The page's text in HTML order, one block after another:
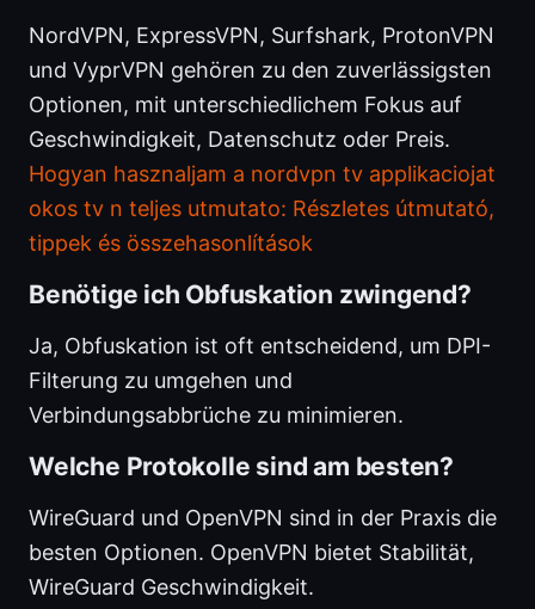
NordVPN, ExpressVPN, Surfshark, ProtonVPN
und VyprVPN gehören zu den zuverlässigsten
Optionen, mit unterschiedlichem Fokus auf
Geschwindigkeit, Datenschutz oder Preis.
Hogyan hasznaljam a nordvpn tv applikaciojat
okos tv n teljes utmutato: Részletes útmutató,
tippek és összehasonlítások
Benötige ich Obfuskation zwingend?
Ja, Obfuskation ist oft entscheidend, um DPI-
Filterung zu umgehen und
Verbindungsabbrüche zu minimieren.
Welche Protokolle sind am besten?
WireGuard und OpenVPN sind in der Praxis die
besten Optionen. OpenVPN bietet Stabilität,
WireGuard Geschwindigkeit.